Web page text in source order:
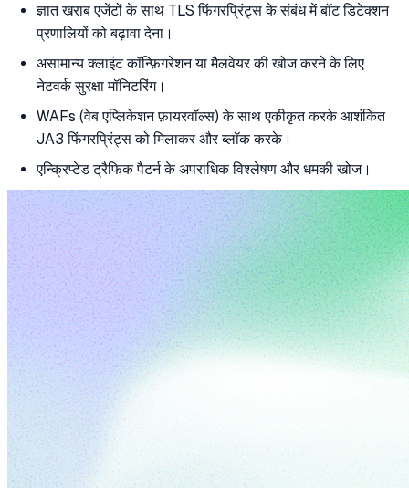
ज्ञात खराब एजेंटों के साथ TLS फिंगरप्रिंट्स के संबंध में बॉट डिटेक्शन
प्रणालियों को बढ़ावा देना।
असामान्य क्लाइंट कॉन्फ़िगरेशन या मैलवेयर की खोज करने के लिए
नेटवर्क सुरक्षा मॉनिटरिंग।
WAFs (वेब एप्लिकेशन फ़ायरवॉल्स) के साथ एकीकृत करके आशंकित
JA3 फिंगरप्रिंट्स को मिलाकर और ब्लॉक करके।
एन्क्रिप्टेड ट्रैफिक पैटर्न के अपराधिक विश्लेषण और धमकी खोज।